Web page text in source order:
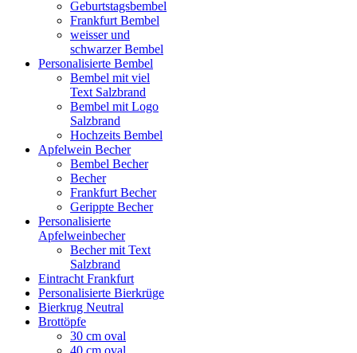
Geburtstagsbembel
Frankfurt Bembel
weisser und
schwarzer Bembel
Personalisierte Bembel
Bembel mit viel
Text Salzbrand
Bembel mit Logo
Salzbrand
Hochzeits Bembel
Apfelwein Becher
Bembel Becher
Becher
Frankfurt Becher
Gerippte Becher
Personalisierte
Apfelweinbecher
Becher mit Text
Salzbrand
Eintracht Frankfurt
Personalisierte Bierkrüge
Bierkrug Neutral
Brottöpfe
30 cm oval